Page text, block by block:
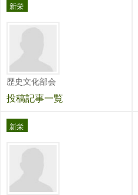
新栄
歴史文化部会
投稿記事一覧
新栄